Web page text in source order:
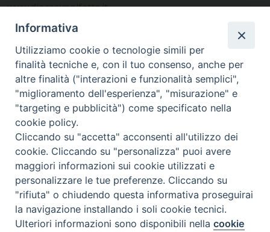
www.diocesimolfetta.it –
diocesimolfetta@pec.chiesacattolica.it
Ufficio Comunicazioni sociali
Piazza Giovene 4 – 70056 Molfetta (BA)
comunicazionisociali@diocesimolfetta.it
SEGUICI SU
Facebook
Instagram
X YouTube
Feed
Privacy Policy - trasparenza
© 2016 - 2026 Diocesi Molfetta Ruvo Giovinazzo Terlizzi
Preferenze Cookie
Informativa
Utilizziamo cookie o tecnologie simili per
finalità tecniche e, con il tuo consenso, anche per
altre finalità ("interazioni e funzionalità semplici",
"miglioramento dell'esperienza", "misurazione" e
"targeting e pubblicità") come specificato nella
cookie policy.
Cliccando su "accetta" acconsenti all'utilizzo dei
cookie. Cliccando su "personalizza" puoi avere
maggiori informazioni sui cookie utilizzati e
personalizzare le tue preferenze. Cliccando su
"rifiuta" o chiudendo questa informativa proseguirai
la navigazione installando i soli cookie tecnici.
Ulteriori informazioni sono disponibili nellacookie